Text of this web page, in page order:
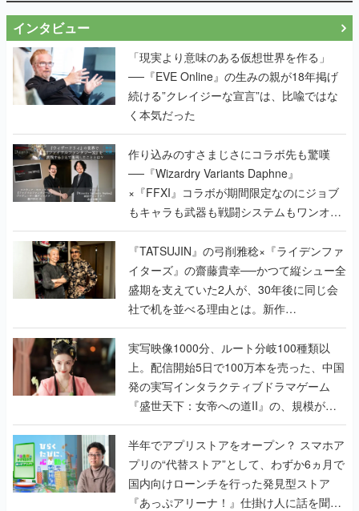
インタビュー
「現実より意味のある仮想世界を作る」
──『EVE Online』の生みの親が18年掲げ
続ける”クレイジーな宣言”は、比喩ではな
く本気だった
作り込みのすさまじさにコラボ先も驚嘆
──『Wizardry Variants Daphne』
×『FFXI』コラボが期間限定なのにジョブ
もキャラも武器も戦闘システムもワンオフ
で作り込まれた理由を両ディレクターに聞
く
『TATSUJIN』の弓削雅稔×『ライデンファ
イターズ』の齋藤貴幸──かつて縦シュー全
盛期を支えていた2人が、30年後に同じ会
社で机を並べる理由とは。新作
『TATSUJIN EXTREME』で初タッグを組
んだレジェンド2人に訊く開発秘話
実写映像1000分、ルート分岐100種類以
上。配信開始5日で100万本を売った、中国
発の実写インタラクティブドラマゲーム
『盛世天下：女帝への道II』の、規模が違
うこだわりをプロデューサーに聞いた
半年でアプリストアをオープン？ スマホア
プリの“代替ストア”として、わずか6ヵ月で
国内向けローンチを行った発見型ストア
『あっぷアリーナ！』仕掛け人に話を聞い